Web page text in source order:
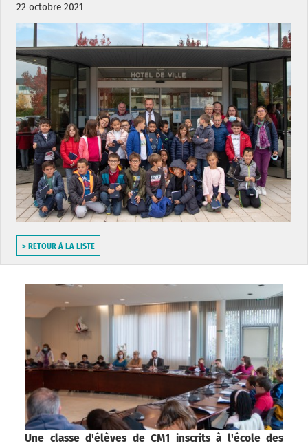
22 octobre 2021
> RETOUR À LA LISTE
Une classe d'élèves de CM1 inscrits à l'école des